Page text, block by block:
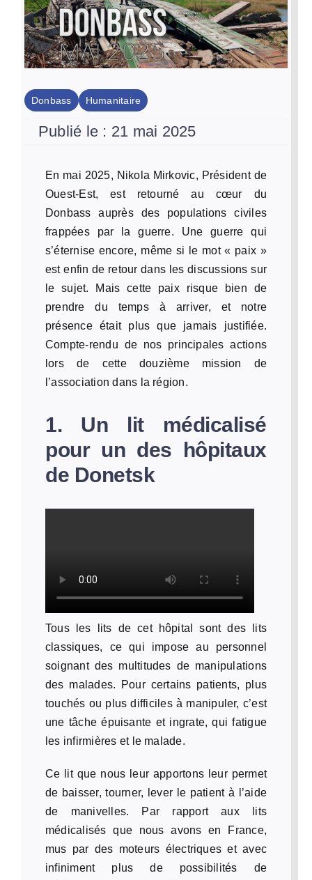
Contact
Donbass Humanitaire
Publié le : 21 mai 2025
En mai 2025, Nikola Mirkovic, Président de
Ouest-Est, est retourné au cœur du
Donbass auprès des populations civiles
frappées par la guerre. Une guerre qui
s’éternise encore, même si le mot « paix »
est enfin de retour dans les discussions sur
le sujet. Mais cette paix risque bien de
prendre du temps à arriver, et notre
présence était plus que jamais justifiée.
Compte-rendu de nos principales actions
lors de cette douzième mission de
l’association dans la région.
1. Un lit médicalisé
pour un des hôpitaux
de Donetsk
Tous les lits de cet hôpital sont des lits
classiques, ce qui impose au personnel
soignant des multitudes de manipulations
des malades. Pour certains patients, plus
touchés ou plus difficiles à manipuler, c’est
une tâche épuisante et ingrate, qui fatigue
les infirmières et le malade.
Ce lit que nous leur apportons leur permet
de baisser, tourner, lever le patient à l’aide
de manivelles. Par rapport aux lits
médicalisés que nous avons en France,
mus par des moteurs électriques et avec
infiniment plus de possibilités de